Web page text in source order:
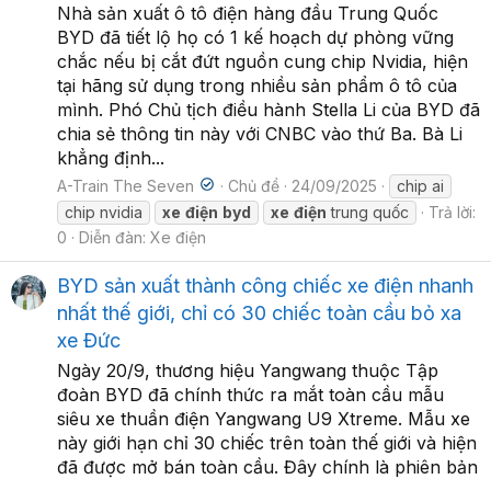
Nhà sản xuất ô tô điện hàng đầu Trung Quốc
BYD đã tiết lộ họ có 1 kế hoạch dự phòng vững
chắc nếu bị cắt đứt nguồn cung chip Nvidia, hiện
tại hãng sử dụng trong nhiều sản phẩm ô tô của
mình. Phó Chủ tịch điều hành Stella Li của BYD đã
chia sẻ thông tin này với CNBC vào thứ Ba. Bà Li
khẳng định...
A-Train The Seven Chủ đề 24/09/2025
chip ai
chip nvidia
xe điện byd xe điện trung quốc
Trả lời:
0
Diễn đàn: Xe điện
BYD sản xuất thành công chiếc xe điện nhanh
nhất thế giới, chỉ có 30 chiếc toàn cầu bỏ xa
xe Đức
Ngày 20/9, thương hiệu Yangwang thuộc Tập
đoàn BYD đã chính thức ra mắt toàn cầu mẫu
siêu xe thuần điện Yangwang U9 Xtreme. Mẫu xe
này giới hạn chỉ 30 chiếc trên toàn thế giới và hiện
đã được mở bán toàn cầu. Đây chính là phiên bản